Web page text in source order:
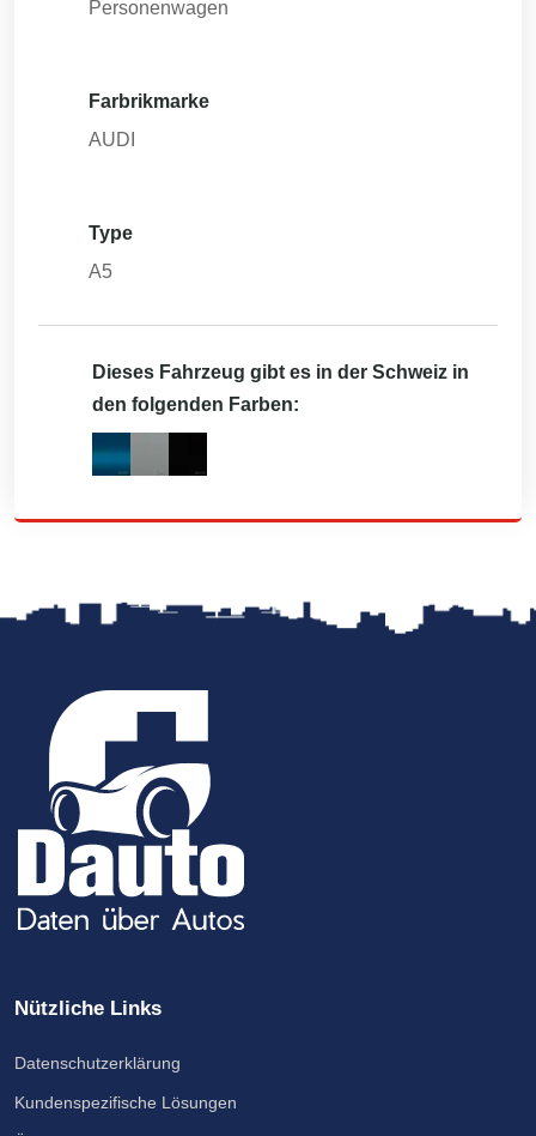
Personenwagen
Farbrikmarke
AUDI
Type
A5
Dieses Fahrzeug gibt es in der Schweiz in
den folgenden Farben:
Nützliche Links
Datenschutzerklärung
Kundenspezifische Lösungen